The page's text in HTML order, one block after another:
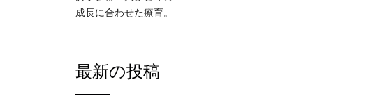
成長に合わせた療育。
最新の投稿